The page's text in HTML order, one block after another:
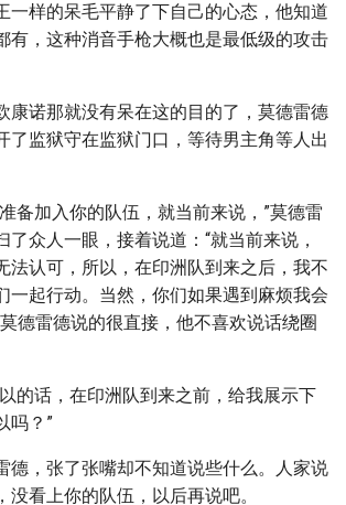
一样的呆毛平静了下自己的心态，他知道
有，这种消音手枪大概也是最低级的攻击
康诺那就没有呆在这的目的了，莫德雷德
了监狱守在监狱门口，等待男主角等人出
备加入你的队伍，就当前来说，”莫德雷
了众人一眼，接着说道：“就当前来说，
法认可，所以，在印洲队到来之后，我不
一起行动。当然，你们如果遇到麻烦我会
德雷德说的很直接，他不喜欢说话绕圈
的话，在印洲队到来之前，给我展示下
吗？”
德，张了张嘴却不知道说些什么。人家说
没看上你的队伍，以后再说吧。